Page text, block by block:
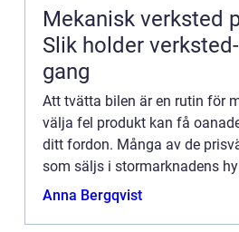
Mekanisk verksted
Slik holder
gang
Att tvätta bilen är en rutin för
välja fel produkt kan få
ditt fordon. Många av de
som säljs i stormarknadens
f&ou...
Anna Bergqvist